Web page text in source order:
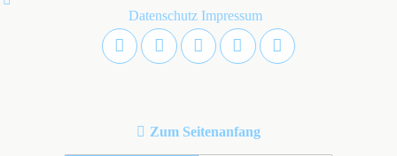
Datenschutz Impressum
Zum Seitenanfang